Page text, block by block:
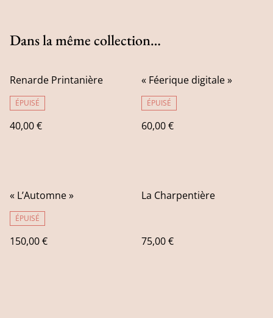
Dans la même collection…
Renarde Printanière
ÉPUISÉ
40,00 €
« Féerique digitale »
ÉPUISÉ
60,00 €
« L’Automne »
ÉPUISÉ
150,00 €
La Charpentière
75,00 €